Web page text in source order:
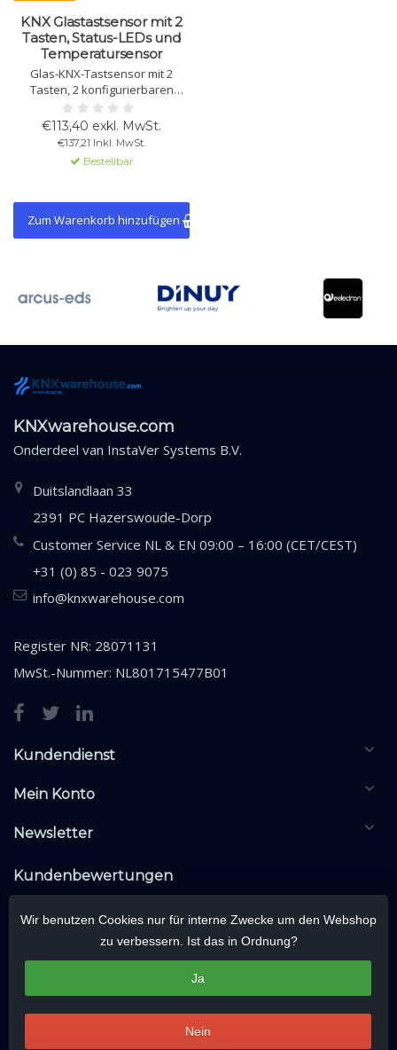
KNX Glastastsensor mit 2
Tasten, Status-LEDs und
Temperatursensor
Glas-KNX-Tastsensor mit 2
Tasten, 2 konfigurierbaren
Status-LEDs und integriertem
Temperatursensor. Unterstützt
KNX Data Secure und steuert
Szenen und mehr.
€113,40 exkl. MwSt.
€137,21 Inkl. MwSt.
Bestellbar
Zum Warenkorb hinzufügen
KNXwarehouse.com
Onderdeel van InstaVer Systems B.V.
Duitslandlaan 33
2391 PC Hazerswoude-Dorp
Customer Service NL & EN 09:00 – 16:00 (CET/CEST)
+31 (0) 85 - 023 9075
info@knxwarehouse.com
Register NR: 28071131
MwSt.-Nummer: NL801715477B01
Kundendienst
Mein Konto
Newsletter
Kundenbewertungen
Wir benutzen Cookies nur für interne Zwecke um den Webshop
zu verbessern. Ist das in Ordnung?
Ja
Nein